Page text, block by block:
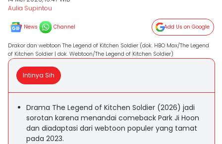
Aulia Supintou
News Channel Add Us on Google
Drakor dan webtoon The Legend of Kitchen Soldier (dok. HBO Max/The Legend
of Kitchen Soldier | dok. Webtoon/The Legend of Kitchen Soldier)
Intinya Sih
Drama The Legend of Kitchen Soldier (2026) jadi
sorotan karena menandai comeback Park Ji Hoon
dan diadaptasi dari webtoon populer yang tamat
pada 2023.